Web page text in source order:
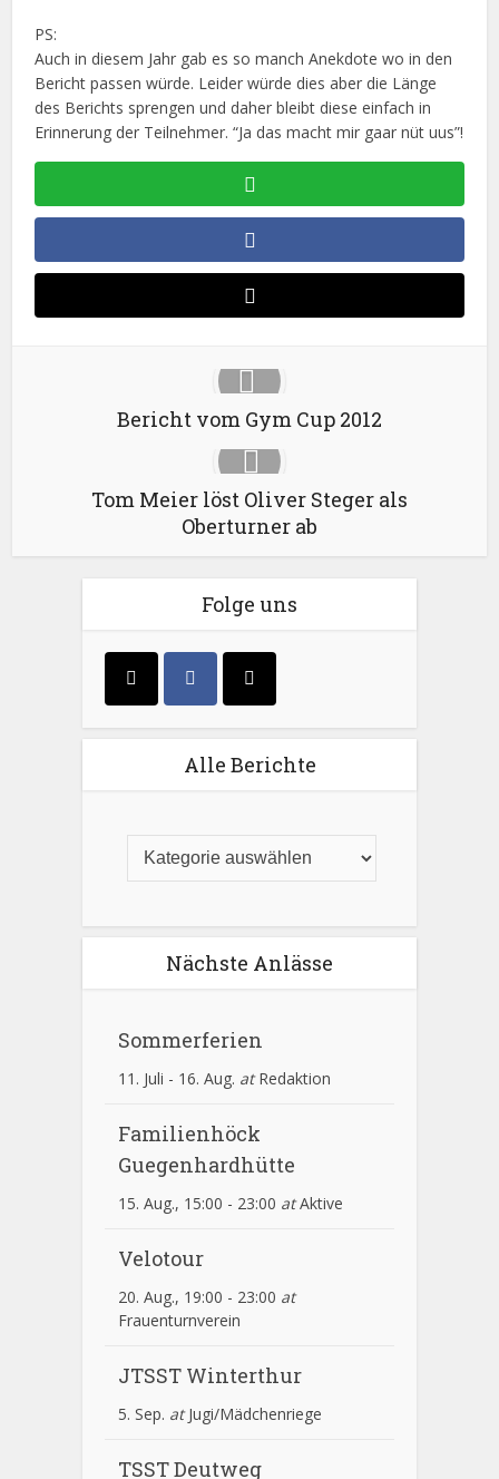
PS:
Auch in diesem Jahr gab es so manch Anekdote wo in den
Bericht passen würde. Leider würde dies aber die Länge
des Berichts sprengen und daher bleibt diese einfach in
Erinnerung der Teilnehmer. “Ja das macht mir gaar nüt uus”!
Bericht vom Gym Cup 2012
Tom Meier löst Oliver Steger als
Oberturner ab
Folge uns
Alle Berichte
Nächste Anlässe
Sommerferien
11. Juli - 16. Aug. atRedaktion
Familienhöck
Guegenhardhütte
15. Aug., 15:00 - 23:00 atAktive
Velotour
20. Aug., 19:00 - 23:00 at
Frauenturnverein
JTSST Winterthur
5. Sep. atJugi/Mädchenriege
TSST Deutweg